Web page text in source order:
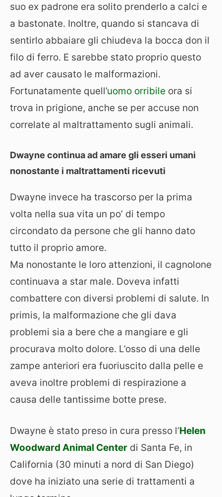
suo ex padrone era solito prenderlo a calci e
a bastonate. Inoltre, quando si stancava di
sentirlo abbaiare gli chiudeva la bocca don il
filo di ferro. E sarebbe stato proprio questo
ad aver causato le malformazioni.
Fortunatamente quell’uomo orribile ora si
trova in prigione, anche se per accuse non
correlate al maltrattamento sugli animali.
Dwayne continua ad amare gli esseri umani
nonostante i maltrattamenti ricevuti
Dwayne invece ha trascorso per la prima
volta nella sua vita un po’ di tempo
circondato da persone che gli hanno dato
tutto il proprio amore.
Ma nonostante le loro attenzioni, il cagnolone
continuava a star male. Doveva infatti
combattere con diversi problemi di salute. In
primis, la malformazione che gli dava
problemi sia a bere che a mangiare e gli
procurava molto dolore. L’osso di una delle
zampe anteriori era fuoriuscito dalla pelle e
aveva inoltre problemi di respirazione a
causa delle tantissime botte prese.
Dwayne è stato preso in cura presso l’Helen
Woodward Animal Center di Santa Fe, in
California (30 minuti a nord di San Diego)
dove ha iniziato una serie di trattamenti a